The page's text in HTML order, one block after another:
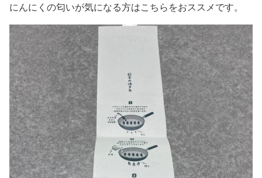
にんにくの匂いが気になる方はこちらをおススメです。